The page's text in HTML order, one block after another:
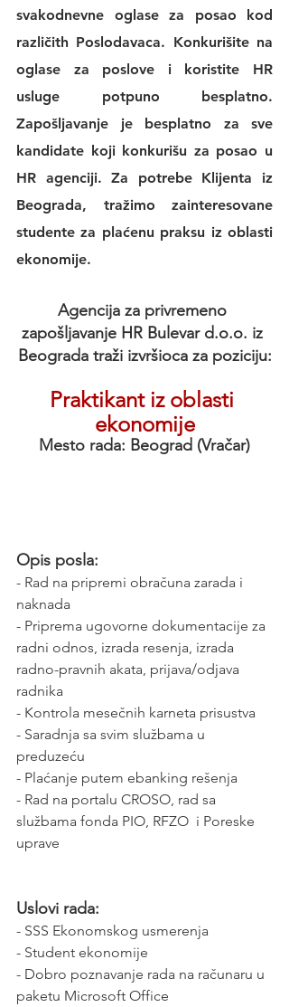
svakodnevne oglase za posao kod
oglase za poslove i koristite HR
usluge potpuno besplatno.
Zapošljavanje je besplatno za sve
HR agenciji. Za potrebe Klijenta iz
Beograda, tražimo zainteresovane
studente za plaćenu praksu iz oblasti
ekonomije.
Agencija za privremeno
zapošljavanje HR Bulevar d.o.o. iz
Beograda traži izvršioca za poziciju:
Praktikant iz oblasti
ekonomije
Mesto rada: Beograd (Vračar)
Opis posla:
- Rad na pripremi obračuna zarada i
naknada
- Priprema ugovorne dokumentacije za
radni odnos, izrada resenja, izrada
radno-pravnih akata, prijava/odjava
radnika
- Kontrola mesečnih karneta prisustva
- Saradnja sa svim službama u
preduzeću
- Plaćanje putem ebanking rešenja
- Rad na portalu CROSO, rad sa
službama fonda PIO, RFZO  i Poreske
uprave
Uslovi rada:
- SSS Ekonomskog usmerenja
- Student ekonomije
- Dobro poznavanje rada na računaru u
paketu Microsoft Office